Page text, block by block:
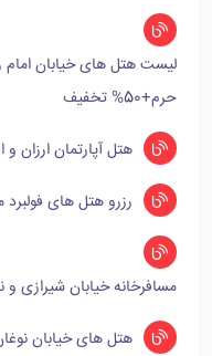
لیست هتل های خیابان
حرم+50% تخفیف
هتل آپارتمان ارزان
رزرو هتل های فولبرد
مسافرخانه خیابان شیرازی و
هتل های خیابان نوغان و